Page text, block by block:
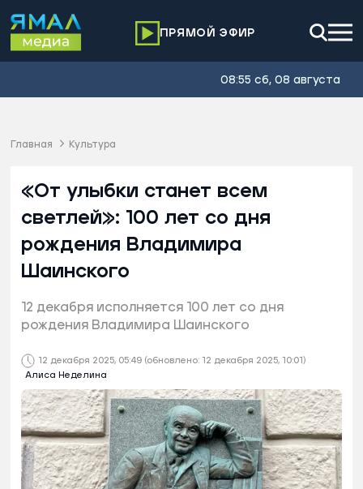
ПРЯМОЙ ЭФИР
08:55 сб, 08 августа
Главная Культура
12 декабря 2025, 05:49 (обновлено: 12 декабря 2025, 10:01)
Алиса Неделина
«От улыбки станет всем
светлей»: 100 лет со дня
рождения Владимира
Шаинского
12 декабря исполняется 100 лет со дня
рождения Владимира Шаинского